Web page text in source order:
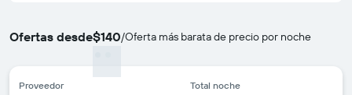
Ofertas desde$140/Oferta más barata de precio por noche
Proveedor Total noche